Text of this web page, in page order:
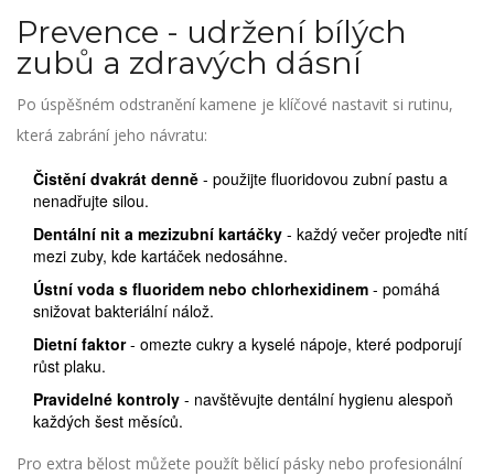
Prevence - udržení bílých
zubů a zdravých dásní
Po úspěšném odstranění kamene je klíčové nastavit si rutinu,
která zabrání jeho návratu:
Čistění dvakrát denně - použijte fluoridovou zubní pastu a
nenadřujte silou.
Dentální nit a mezizubní kartáčky - každý večer projeďte nití
mezi zuby, kde kartáček nedosáhne.
Ústní voda s fluoridem nebo chlorhexidinem - pomáhá
snižovat bakteriální nálož.
Dietní faktor- omezte cukry a kyselé nápoje, které podporují
růst plaku.
Pravidelné kontroly - navštěvujte dentální hygienu alespoň
každých šest měsíců.
Pro extra bělost můžete použít bělicí pásky nebo profesionální